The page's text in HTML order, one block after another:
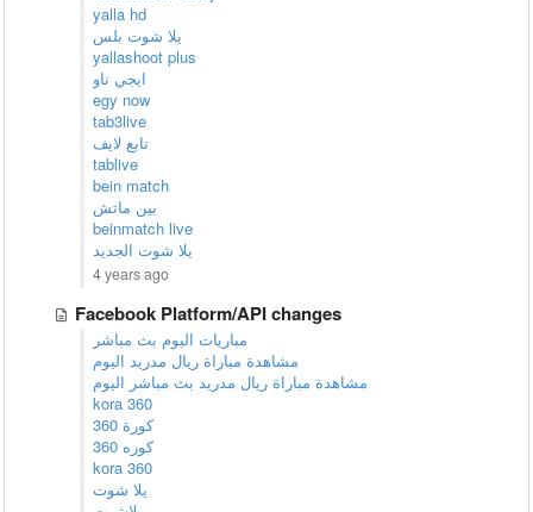
yalla hd
يلا شوت بلس
yallashoot plus
ايجي ناو
egy now
tab3live
تابع لايف
tablive
bein match
بين ماتش
beinmatch live
يلا شوت الجديد
4 years ago
Facebook Platform/API changes
مباريات اليوم بث مباشر
مشاهدة مباراة ريال مدريد اليوم
مشاهدة مباراة ريال مدريد بث مباشر اليوم
kora 360
كورة 360
كوره 360
kora 360
يلا شوت